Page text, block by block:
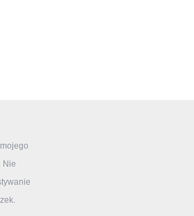
Nie